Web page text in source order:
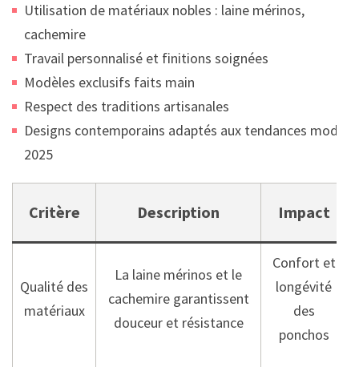
Utilisation de matériaux nobles : laine mérinos,
cachemire
Travail personnalisé et finitions soignées
Modèles exclusifs faits main
Respect des traditions artisanales
Designs contemporains adaptés aux tendances mode
2025
Critère Description Impact
Qualité des
matériaux
La laine mérinos et le
cachemire garantissent
douceur et résistance
Confort et
longévité
des
ponchos